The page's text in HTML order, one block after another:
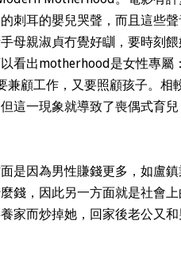
刺耳的嬰兒哭聲，而且這些
母親淑貞冇覺好瞓，要時刻
看出motherhood是女性專屬
兼顧工作，又要照顧孩子。相
這一現象就導致了喪偶式育
是因為男性賺錢更多，如盧
錢，因此另一方面就是社會
家而炒掉她，回家後老公又